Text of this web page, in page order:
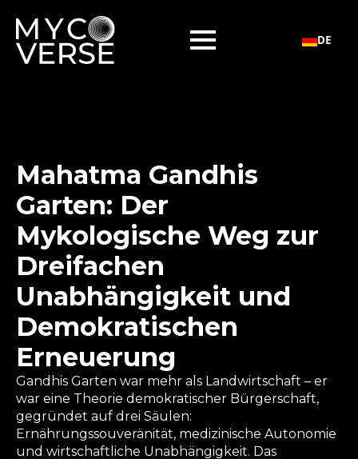
DE
Mahatma Gandhis
Garten: Der
Mykologische Weg zur
Dreifachen
Unabhängigkeit und
Demokratischen
Erneuerung
Gandhis Garten war mehr als Landwirtschaft – er
war eine Theorie demokratischer Bürgerschaft,
gegründet auf drei Säulen:
Ernährungssouveränität, medizinische Autonomie
und wirtschaftliche Unabhängigkeit. Das